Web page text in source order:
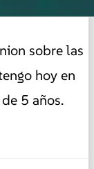
sobre las
hoy en
5 años.